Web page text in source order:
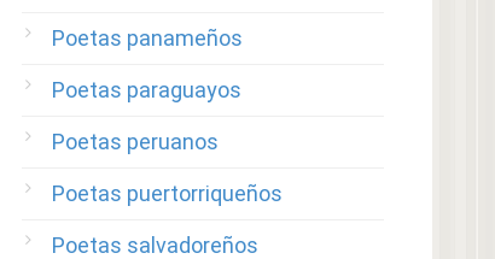
Poetas panameños
Poetas paraguayos
Poetas peruanos
Poetas puertorriqueños
Poetas salvadoreños